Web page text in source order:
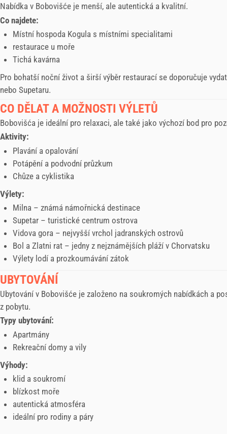
Nabídka v Bobovišće je menší, ale autentická a kvalitní.
Co najdete:
Místní hospoda Kogula s místními specialitami
restaurace u moře
Tichá kavárna
Pro bohatší noční život a širší výběr restaurací se doporučuje
nebo Supetaru.
CO DĚLAT A MOŽNOSTI VÝLETŮ
Bobovišća je ideální pro relaxaci, ale také jako výchozí bod pro
Aktivity:
Plavání a opalování
Potápění a podvodní průzkum
Chůze a cyklistika
Výlety:
Milna – známá námořnická destinace
Supetar – turistické centrum ostrova
Vidova gora – nejvyšší vrchol jadranských ostrovů
Bol a Zlatni rat – jedny z nejznámějších pláží v Chorvatsku
Výlety lodí a prozkoumávání zátok
UBYTOVÁNÍ
Ubytování v Bobovišće je založeno na soukromých nabídkách a
z pobytu.
Typy ubytování:
Apartmány
Rekreační domy a vily
Výhody:
klid a soukromí
blízkost moře
autentická atmosféra
ideální pro rodiny a páry